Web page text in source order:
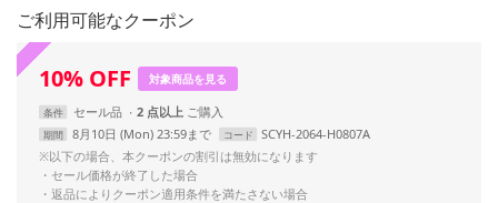
ご利用可能なクーポン
10% OFF 対象商品を見る
条件 セール品 2 点以上
期間 8月10日 (Mon) 23:59まで コード
SCYH-2064-H0807A
※以下の場合、本クーポンの割引は無効になります
・セール価格が終了した場合
・返品によりクーポン適用条件を満たさない場合